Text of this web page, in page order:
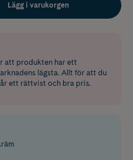
Lägg i varukorgen
att produkten har ett
lägsta. Allt för att du
ett rättvist och bra pris.